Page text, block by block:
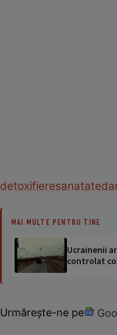
detoxifieresanatate
MAI MULTE PENTRU TINE
Ucrainenii
controlat
Urmărește-ne pe